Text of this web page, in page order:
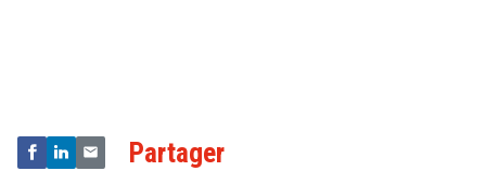
Partager